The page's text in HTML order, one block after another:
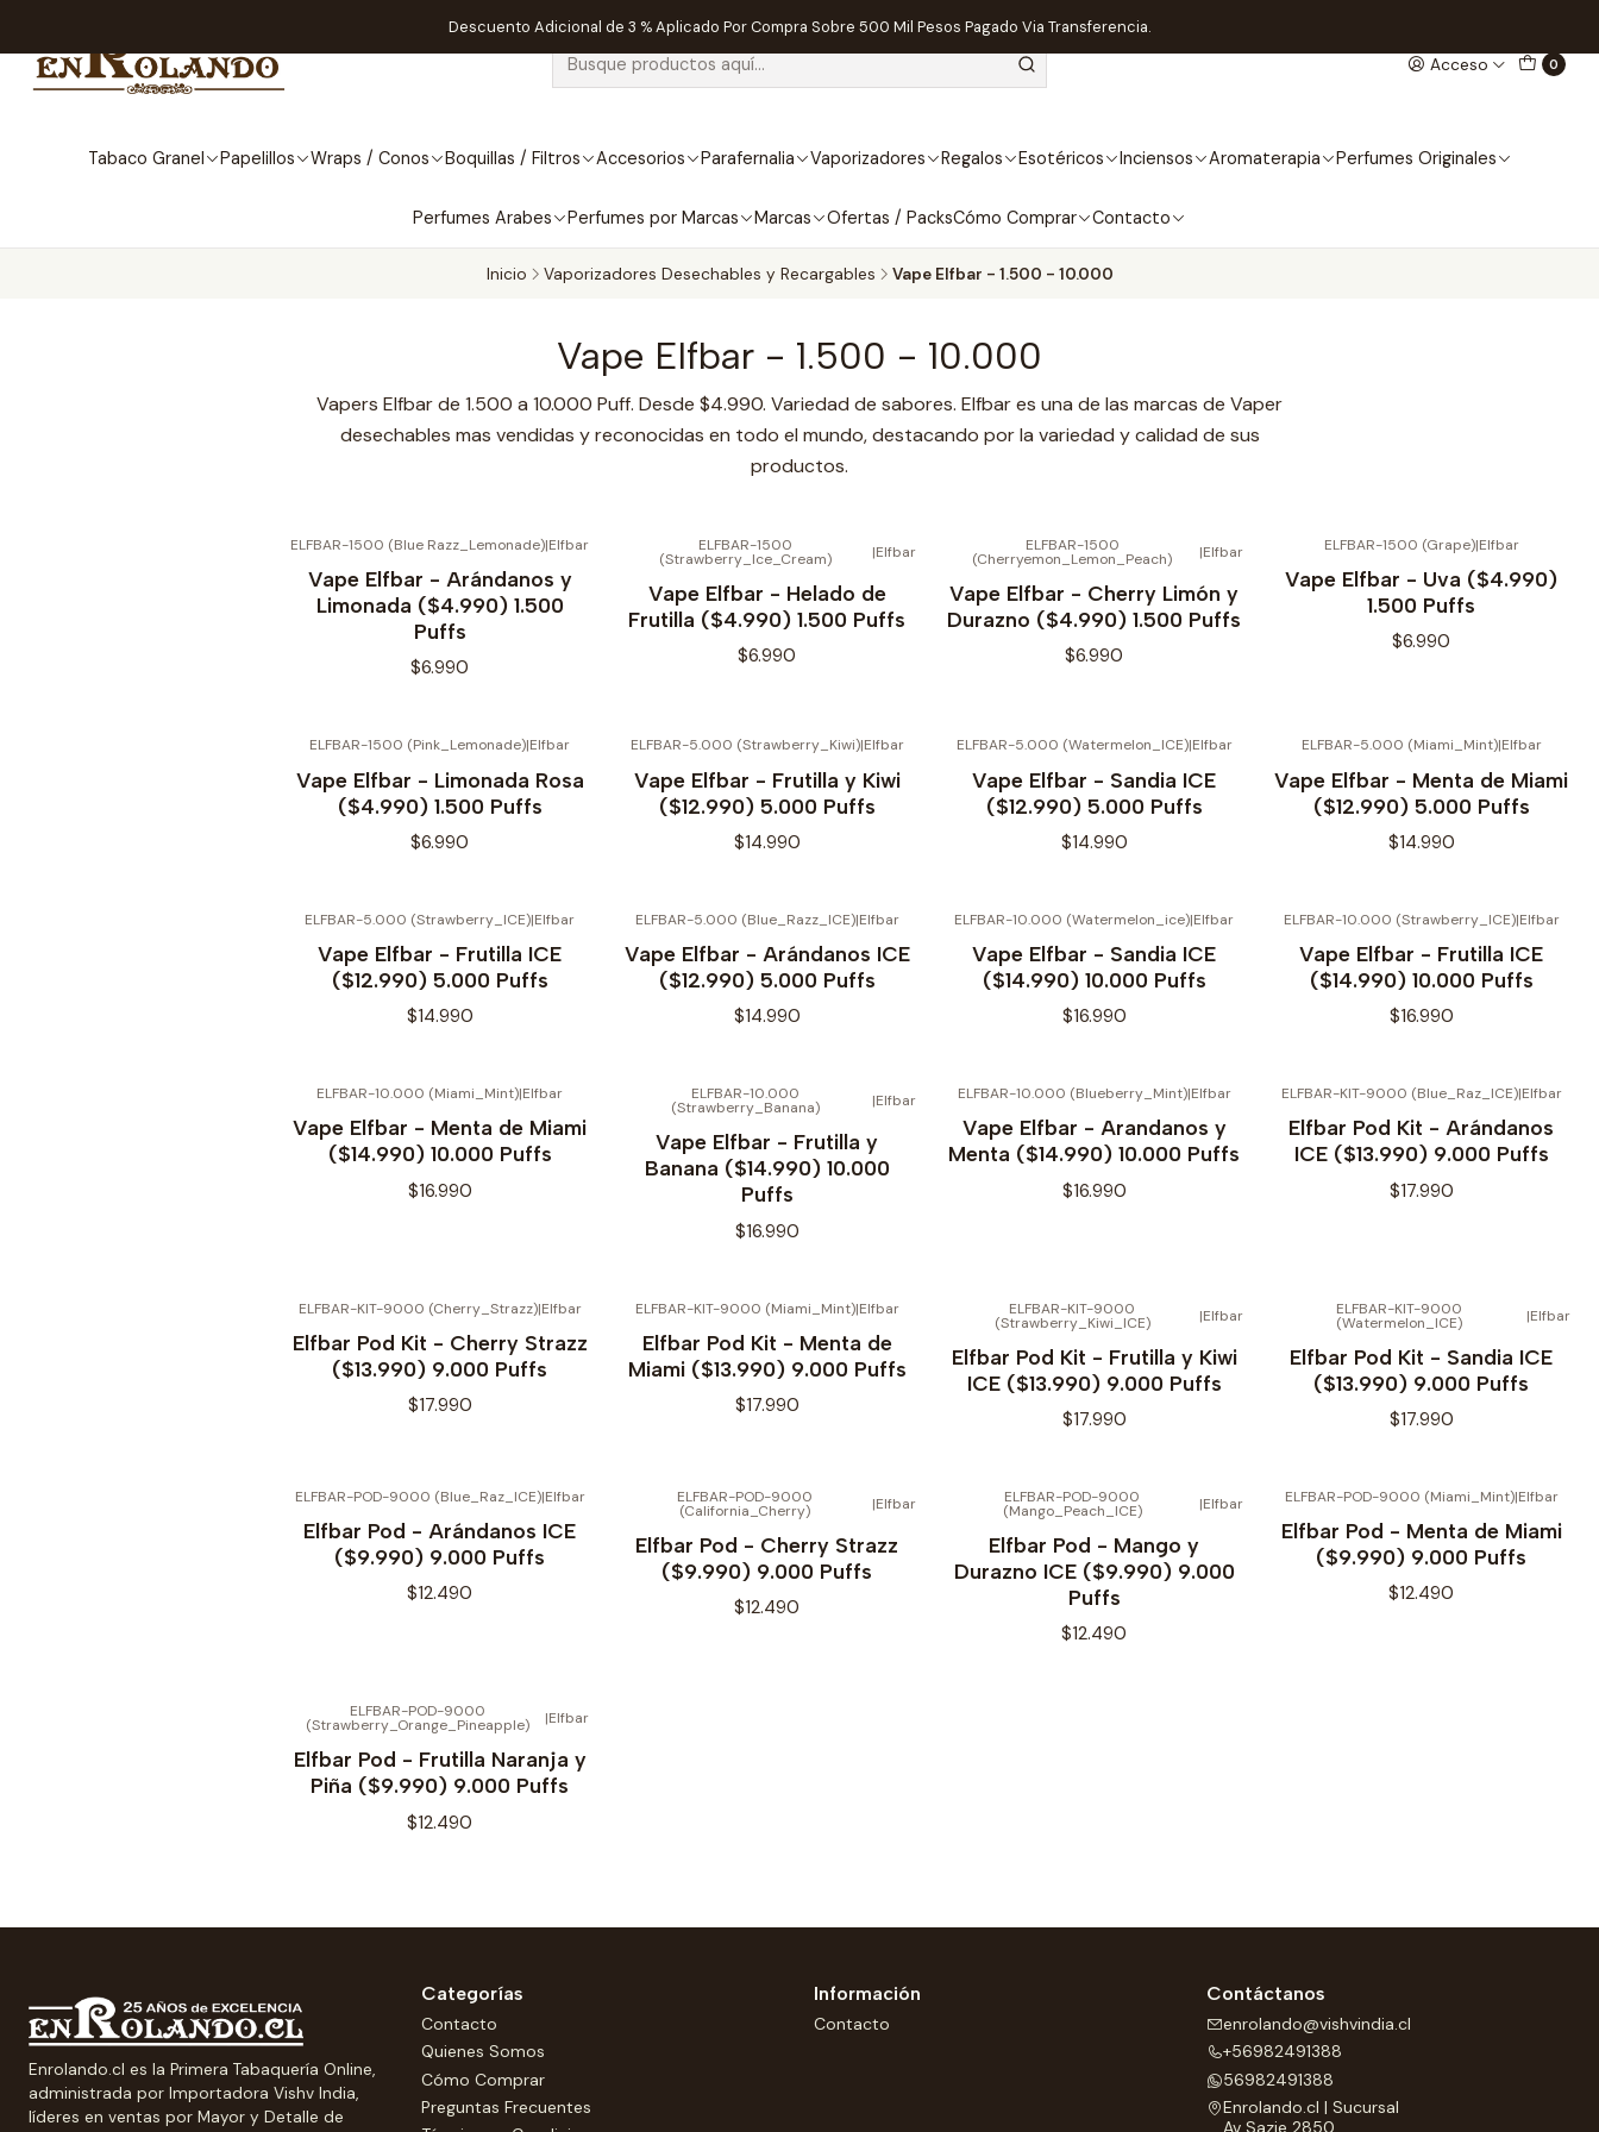
Acceso 0
Tabaco Granel Papelillos Wraps / Conos Boquillas / Filtros Accesorios Parafernalia Vaporizadores Regalos Esotéricos Inciensos Aromaterapia Perfumes Originales
Perfumes Arabes Perfumes por Marcas Marcas Ofertas / PacksCómo Comprar Contacto
Descuento Adicional de 3 % Aplicado Por Compra Sobre 500 Mil Pesos Pagado Via Transferencia.
Inicio Vaporizadores Desechables y Recargables Vape Elfbar - 1.500 - 10.000
Vape Elfbar - 1.500 - 10.000
Vapers Elfbar de 1.500 a 10.000 Puff. Desde $4.990. Variedad de sabores. Elfbar es una de las marcas de Vaper
desechables mas vendidas y reconocidas en todo el mundo, destacando por la variedad y calidad de sus
productos.
ELFBAR-1500 (Blue Razz_Lemonade)|Elfbar
Vape Elfbar - Arándanos y
Limonada ($4.990) 1.500
Puffs
$6.990
Agotado
ELFBAR-1500
(Strawberry_Ice_Cream) |Elfbar
Vape Elfbar - Helado de
Frutilla ($4.990) 1.500 Puffs
$6.990
ELFBAR-1500
(Cherryemon_Lemon_Peach) |Elfbar
Vape Elfbar - Cherry Limón y
Durazno ($4.990) 1.500 Puffs
$6.990
ELFBAR-1500 (Grape)|Elfbar
Vape Elfbar - Uva ($4.990)
1.500 Puffs
$6.990
ELFBAR-1500 (Pink_Lemonade)|Elfbar
Vape Elfbar - Limonada Rosa
($4.990) 1.500 Puffs
$6.990
ELFBAR-5.000 (Strawberry_Kiwi)|Elfbar
Vape Elfbar - Frutilla y Kiwi
($12.990) 5.000 Puffs
$14.990
ELFBAR-5.000 (Watermelon_ICE)|Elfbar
Vape Elfbar - Sandia ICE
($12.990) 5.000 Puffs
$14.990
ELFBAR-5.000 (Miami_Mint)|Elfbar
Vape Elfbar - Menta de Miami
($12.990) 5.000 Puffs
$14.990
ELFBAR-5.000 (Strawberry_ICE)|Elfbar
Vape Elfbar - Frutilla ICE
($12.990) 5.000 Puffs
$14.990
ELFBAR-5.000 (Blue_Razz_ICE)|Elfbar
Vape Elfbar - Arándanos ICE
($12.990) 5.000 Puffs
$14.990
ELFBAR-10.000 (Watermelon_ice)|Elfbar
Vape Elfbar - Sandia ICE
($14.990) 10.000 Puffs
$16.990
ELFBAR-10.000 (Strawberry_ICE)|Elfbar
Vape Elfbar - Frutilla ICE
($14.990) 10.000 Puffs
$16.990
ELFBAR-10.000 (Miami_Mint)|Elfbar
Vape Elfbar - Menta de Miami
($14.990) 10.000 Puffs
$16.990
ELFBAR-10.000
(Strawberry_Banana) |Elfbar
Vape Elfbar - Frutilla y
Banana ($14.990) 10.000
Puffs
$16.990
ELFBAR-10.000 (Blueberry_Mint)|Elfbar
Vape Elfbar - Arandanos y
Menta ($14.990) 10.000 Puffs
$16.990
ELFBAR-KIT-9000 (Blue_Raz_ICE)|Elfbar
Elfbar Pod Kit - Arándanos
ICE ($13.990) 9.000 Puffs
$17.990
ELFBAR-KIT-9000 (Cherry_Strazz)|Elfbar
Elfbar Pod Kit - Cherry Strazz
($13.990) 9.000 Puffs
$17.990
ELFBAR-KIT-9000 (Miami_Mint)|Elfbar
Elfbar Pod Kit - Menta de
Miami ($13.990) 9.000 Puffs
$17.990
ELFBAR-KIT-9000
(Strawberry_Kiwi_ICE) |Elfbar
Elfbar Pod Kit - Frutilla y Kiwi
ICE ($13.990) 9.000 Puffs
$17.990
ELFBAR-KIT-9000
(Watermelon_ICE) |Elfbar
Elfbar Pod Kit - Sandia ICE
($13.990) 9.000 Puffs
$17.990
ELFBAR-POD-9000 (Blue_Raz_ICE)|Elfbar
Elfbar Pod - Arándanos ICE
($9.990) 9.000 Puffs
$12.490
Agotado
ELFBAR-POD-9000
(California_Cherry) |Elfbar
Elfbar Pod - Cherry Strazz
($9.990) 9.000 Puffs
$12.490
ELFBAR-POD-9000
(Mango_Peach_ICE) |Elfbar
Elfbar Pod - Mango y
Durazno ICE ($9.990) 9.000
Puffs
$12.490
ELFBAR-POD-9000 (Miami_Mint)|Elfbar
Elfbar Pod - Menta de Miami
($9.990) 9.000 Puffs
$12.490
ELFBAR-POD-9000
(Strawberry_Orange_Pineapple) |Elfbar
Elfbar Pod - Frutilla Naranja y
Piña ($9.990) 9.000 Puffs
$12.490
Enrolando.cl es la Primera Tabaquería Online,
administrada por Importadora Vishv India,
líderes en ventas por Mayor y Detalle de
Categorías
Contacto
Quienes Somos
Cómo Comprar
Preguntas Frecuentes
Información
Contacto
Contáctanos
enrolando@vishvindia.cl
+56982491388
56982491388
Enrolando.cl | Sucursal
Av Sazie 2850